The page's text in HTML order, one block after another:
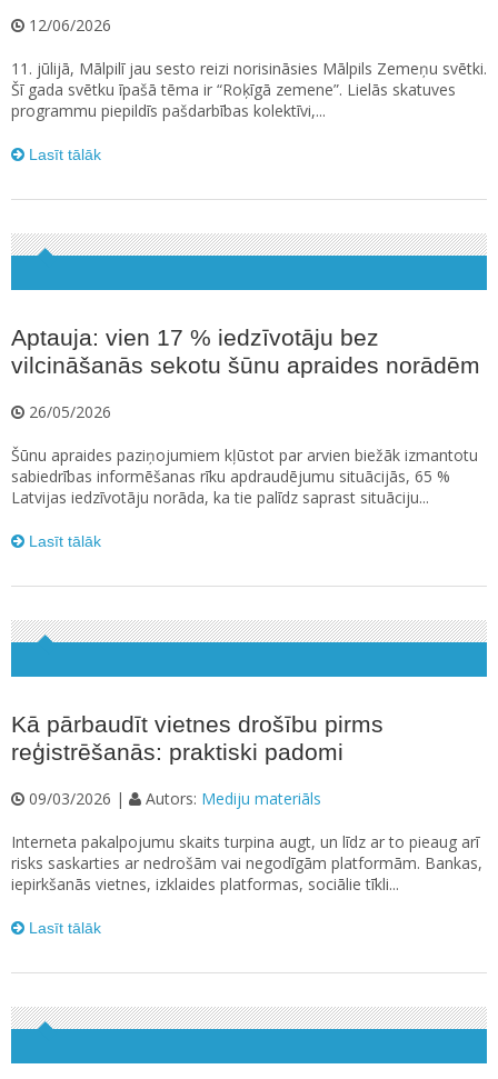
12/06/2026
11. jūlijā, Mālpilī jau sesto reizi norisināsies Mālpils Zemeņu svētki.
Šī gada svētku īpašā tēma ir “Roķīgā zemene”. Lielās skatuves
programmu piepildīs pašdarbības kolektīvi,...
Lasīt tālāk
Aptauja: vien 17 % iedzīvotāju bez
vilcināšanās sekotu šūnu apraides norādēm
26/05/2026
Šūnu apraides paziņojumiem kļūstot par arvien biežāk izmantotu
sabiedrības informēšanas rīku apdraudējumu situācijās, 65 %
Latvijas iedzīvotāju norāda, ka tie palīdz saprast situāciju...
Lasīt tālāk
Kā pārbaudīt vietnes drošību pirms
reģistrēšanās: praktiski padomi
09/03/2026 | Autors: Mediju materiāls
Interneta pakalpojumu skaits turpina augt, un līdz ar to pieaug arī
risks saskarties ar nedrošām vai negodīgām platformām. Bankas,
iepirkšanās vietnes, izklaides platformas, sociālie tīkli...
Lasīt tālāk